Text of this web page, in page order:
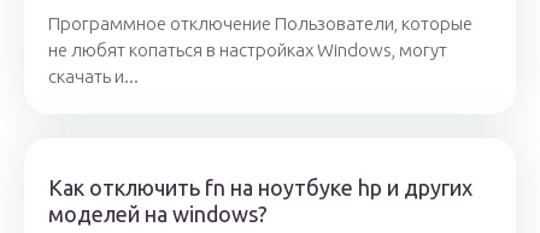
Программное отключение Пользователи, которые
не любят копаться в настройках Windows, могут
скачать и...
Как отключить fn на ноутбуке hp и других
моделей на windows?